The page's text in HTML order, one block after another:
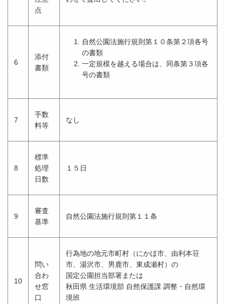
点
6
添付
書類
自然公園法施行規則第１０条第２項各号
の書類
一定規模を越える場合は、同条第３項各
号の書類
7
手数
料等
なし
8
標準
処理
日数
１５日
9
審査
基準
自然公園法施行規則第１１条
10
問い
合わ
せ窓
口
行為地の地元市町村（にかほ市、由利本荘
市、湯沢市、男鹿市、東成瀬村）の
国定公園担当部署または
秋田県 生活環境部 自然保護課 調整・自然環
境班